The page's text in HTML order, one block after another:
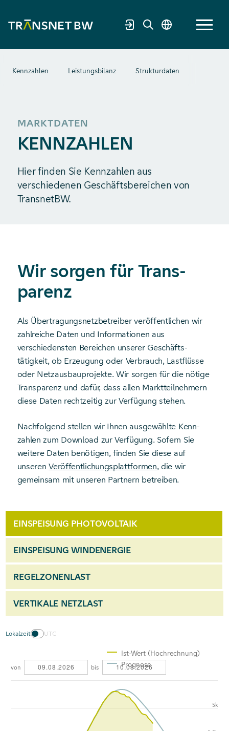
Kennzahlen Leistungsbilanz Strukturdaten
MARKTDATEN
KENNZAHLEN
Hier finden Sie Kennzahlen aus
verschiedenen Geschäftsbereichen von
TransnetBW.
Wir sorgen für Trans­
parenz
Als Übertragungs­netz­betreiber veröffentlichen wir
zahlreiche Daten und Informationen aus
verschiedensten Bereichen unserer Geschäfts­
tätigkeit, ob Erzeugung oder Verbrauch, Lastflüsse
oder Netzausbau­projekte. Wir sorgen für die nötige
Transparenz und dafür, dass allen Markt­teilnehmern
diese Daten rechtzeitig zur Verfügung stehen.
Nachfolgend stellen wir Ihnen ausgewählte Kenn­
zahlen zum Download zur Verfügung. Sofern Sie
weitere Daten benötigen, finden Sie diese auf
unserenVeröffentlichungsplattformen, die wir
gemeinsam mit unseren Partnern betreiben.
EINSPEISUNG PHOTOVOLTAIK
EINSPEISUNG WINDENERGIE
REGEL­ZONENLAST
VERTIKALE NETZLAST
Lokalzeit UTC
5k
von 09.08.2026 bis 10.08.2026
Ist-Wert (Hochrechnung)
Prognose